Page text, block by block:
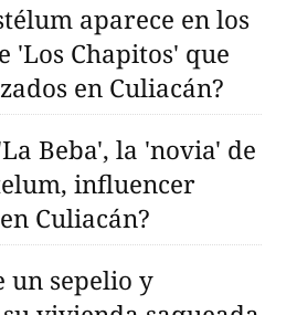
aparece en los
'Los Chapitos' que
en Culiacán?
Beba', la 'novia' de
influencer
Culiacán?
un sepelio y